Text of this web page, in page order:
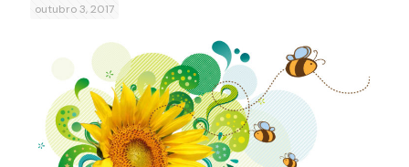
outubro 3, 2017